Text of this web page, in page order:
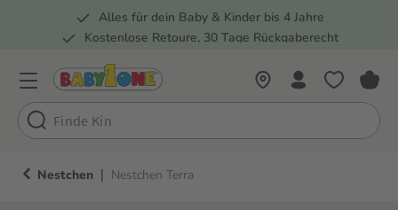
Zur Hauptnavigation springen
Alles für dein Baby & Kinder bis 4 Jahre
Kostenlose Retoure, 30 Tage Rückgaberecht
Nestchen | Nestchen Terra